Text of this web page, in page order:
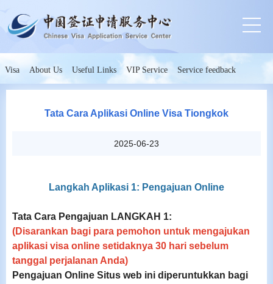
Visa About Us Useful Links VIP Service Service feedback
Tata Cara Aplikasi Online Visa Tiongkok
2025-06-23
Langkah Aplikasi 1: Pengajuan Online
Tata Cara Pengajuan LANGKAH 1:
(Disarankan bagi para pemohon untuk mengajukan
aplikasi visa online setidaknya 30 hari sebelum
tanggal perjalanan Anda)
Pengajuan Online Situs web ini diperuntukkan bagi